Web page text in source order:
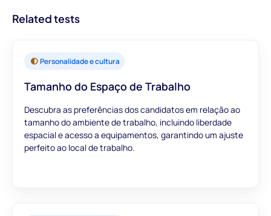
Related tests
Personalidade e cultura
Tamanho do Espaço de Trabalho
Descubra as preferências dos candidatos em relação ao
tamanho do ambiente de trabalho, incluindo liberdade
espacial e acesso a equipamentos, garantindo um ajuste
perfeito ao local de trabalho.